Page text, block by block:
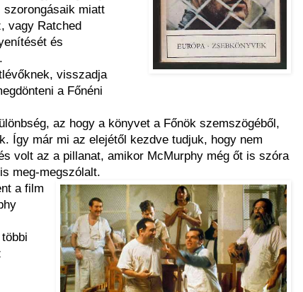
szorongásaik miatt
vagy Ratched
és
visszadja
a Főnéni
az hogy a könyvet a Főnök szemszögéből,
Így már mi az elejétől kezdve tudjuk, hogy nem
volt az a pillanat, amikor McMurphy még őt is szóra
meg-megszólalt.
a film